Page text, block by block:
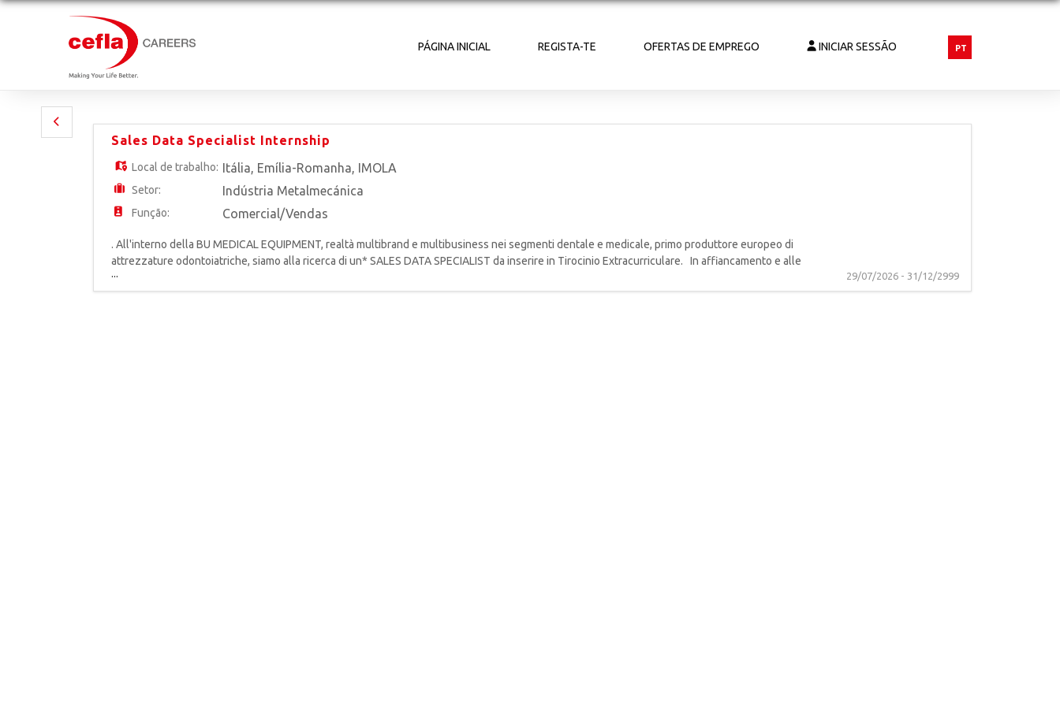
PÁGINA INICIAL REGISTA-TE OFERTAS DE EMPREGO INICIAR SESSÃO PT
Sales Data Specialist Internship
Local de trabalho: Itália, Emília-Romanha, IMOLA
Setor: Indústria Metalmecánica
Função: Comercial/Vendas
. All'interno della BU MEDICAL EQUIPMENT, realtà multibrand e multibusiness nei segmenti dentale e medicale, primo produttore europeo di
attrezzature odontoiatriche, siamo alla ricerca di un* SALES DATA SPECIALIST da inserire in Tirocinio Extracurriculare. In affiancamento e alle
dipendenze del Sales Area Manager, la figura supporterà attivame
... 29/07/2026 - 31/12/2999